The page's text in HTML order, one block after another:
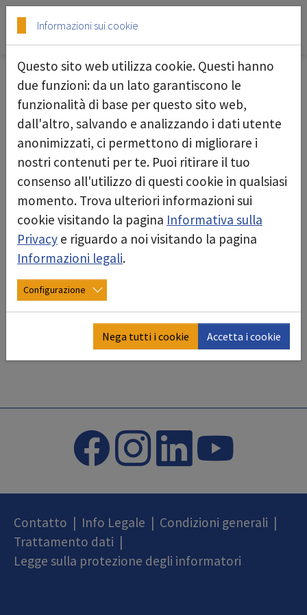
Skip to main content
Skip to page footer
Contenitore
Contatto Info Legale Condizioni generali
Trattamento dati
Legge sulla protezione degli informatori
Informazioni sui cookie
Questo sito web utilizza cookie. Questi hanno
due funzioni: da un lato garantiscono le
funzionalità di base per questo sito web,
dall'altro, salvando e analizzando i dati utente
anonimizzati, ci permettono di migliorare i
nostri contenuti per te. Puoi ritirare il tuo
consenso all'utilizzo di questi cookie in qualsiasi
momento. Trova ulteriori informazioni sui
cookie visitando la pagina Informativa sulla
Privacy e riguardo a noi visitando la pagina
Informazioni legali.
Configurazione
Nega tutti i cookie Accetta i cookie